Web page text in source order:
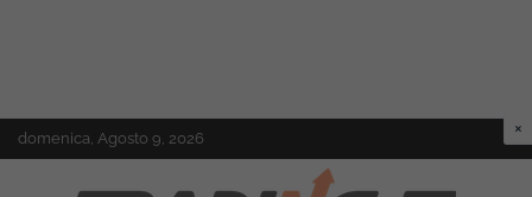
Skip
to
domenica, Agosto 9, 2026